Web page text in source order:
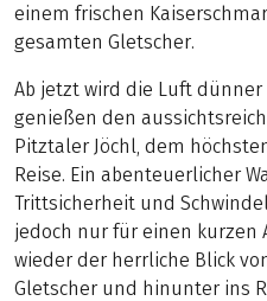
einem frischen
gesamten Gletscher.
Ab jetzt wird die Luft
genießen den
Pitztaler Jöchl, dem
Reise. Ein abenteuerlicher
Trittsicherheit und
jedoch nur für einen kurzen
wieder der herrliche Blick
Gletscher und hinunter ins